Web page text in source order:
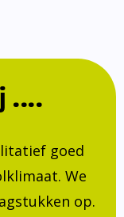
....
goed
We
op.